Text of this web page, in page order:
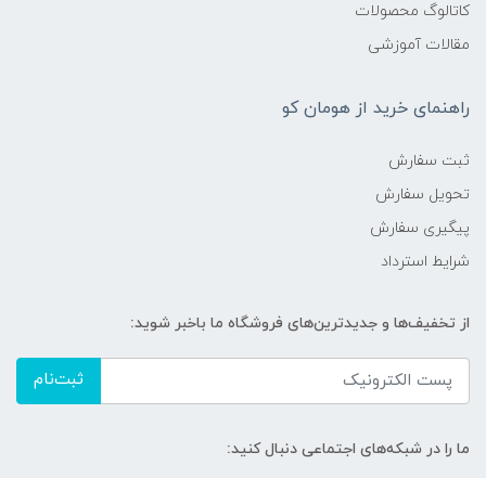
کاتالوگ محصولات
مقالات آموزشی
راهنمای خرید از هومان کو
ثبت سفارش
تحویل سفارش
پیگیری سفارش
شرایط استرداد
از تخفیف‌ها و جدیدترین‌های فروشگاه ما باخبر شوید:
ثبت‌نام
ما را در شبکه‌های اجتماعی دنبال کنید: